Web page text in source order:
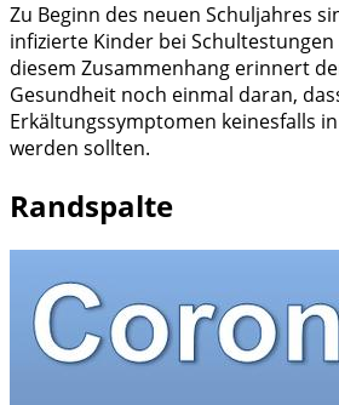
Zu Beginn des neuen Schuljahres
infizierte Kinder bei Schultestungen
diesem Zusammenhang erinnert
Gesundheit noch einmal daran,
Erkältungssymptomen keinesfalls
werden sollten.
Randspalte